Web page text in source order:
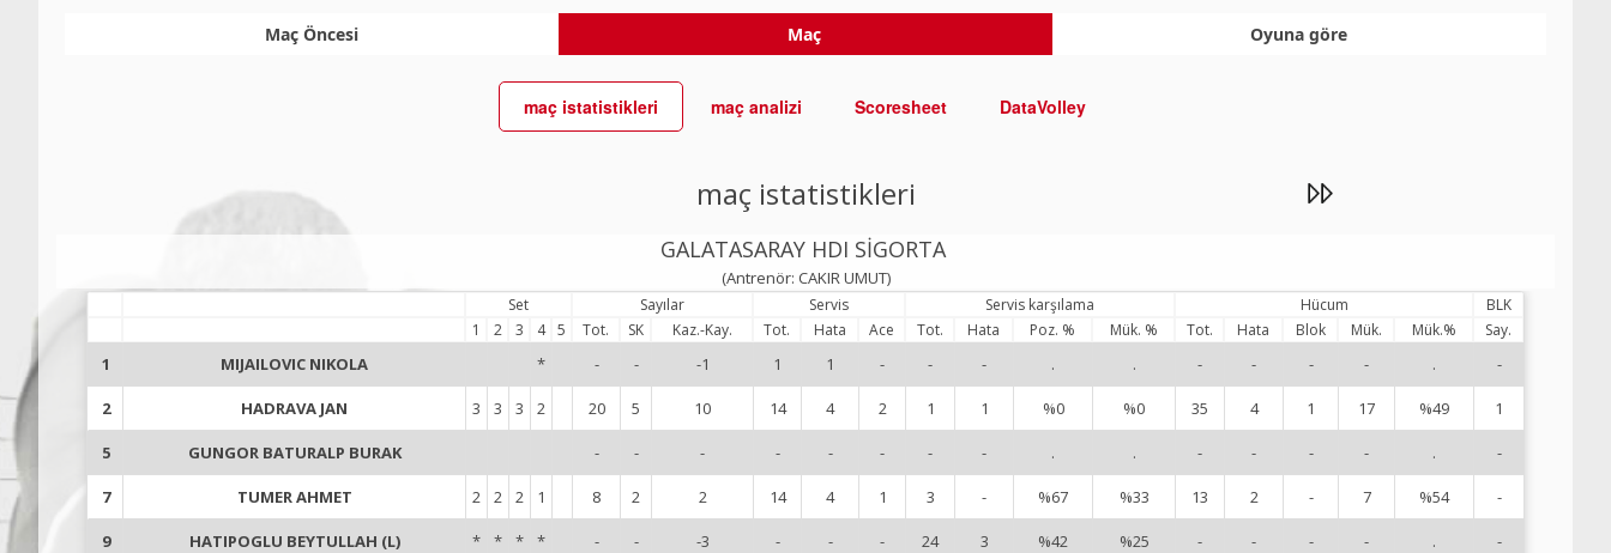
Maç Öncesi Maç Oyuna göre
maç istatistikleri maç analizi Scoresheet DataVolley
maç istatistikleri
GALATASARAY HDI SİGORTA
(Antrenör: CAKIR UMUT)
Set Sayılar Servis Servis karşılama Hücum
BLK
1
2 3 4 5 Tot. SK Kaz.-Kay. Tot. Hata Ace Tot. Hata Poz. % Mük. % Tot. Hata Blok Mük. Mük.% Say.
1 MIJAILOVIC NIKOLA * - - -1 1 1 - - - . . - - - - . -
2 HADRAVA JAN 3 3 3 2 20 5 10 14 4 2 1 1 %0 %0 35 4 1 17 %49 1
5 GUNGOR BATURALP BURAK - - - - - - - - . . - - - - . -
7 TUMER AHMET 2 2 2 1 8 2 2 14 4 1 3 - %67 %33 13 2 - 7 %54 -
9 HATIPOGLU BEYTULLAH (L) * * * * - - -3 - - - 24 3 %42 %25 - - - - . -